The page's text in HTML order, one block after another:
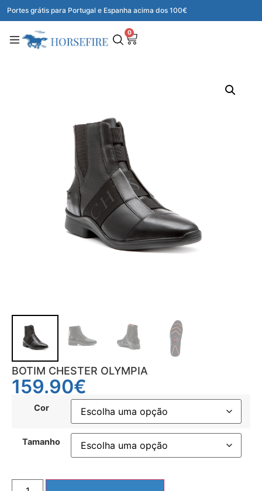
Portes grátis para Portugal e Espanha acima dos 100€
0
BOTIM CHESTER OLYMPIA
159.90€
Cor
Tamanho